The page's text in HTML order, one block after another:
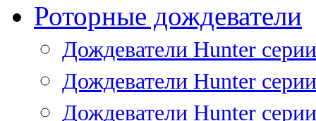
Роторные дождеватели
Дождеватели Hunter
Дождеватели Hunter
Дождеватели Hunter